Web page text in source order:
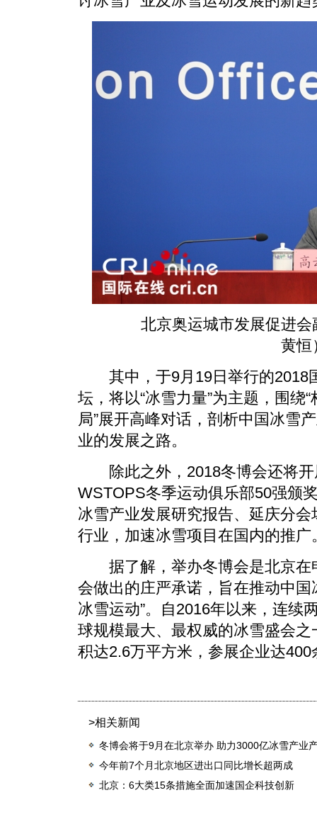
北京奥运城市发展促进会副
黄恒
其中，于9月19日举行的2018
坛，将以“冰雪力量”为主题，围绕
局”展开高峰对话，剖析中国冰雪
业的发展之路。
除此之外，2018冬博会还将开
WSTOPS冬季运动俱乐部50强颁
冰雪产业发展研究报告、延庆分
行业，加速冰雪项目在国内的推广
据了解，举办冬博会是北京在
会做出的庄严承诺，旨在推动中
冰雪运动”。自2016年以来，连续
球规模最大、最权威的冰雪盛会
积达2.6万平方米，参展企业达
>相关新闻
冬博会将于9月在北京举办 助力3000亿冰雪产业
今年前7个月北京地区进出口同比增长超两成
北京：6大类15条措施全面加速国企科技创新